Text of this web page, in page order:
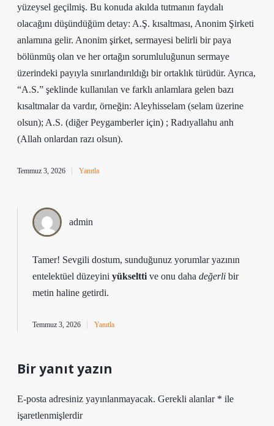
yüzeysel geçilmiş. Bu konuda akılda tutmanın faydalı
olacağını düşündüğüm detay: A.Ş. kısaltması, Anonim Şirketi
anlamına gelir. Anonim şirket, sermayesi belirli bir paya
bölünmüş olan ve her ortağın sorumluluğunun sermaye
üzerindeki payıyla sınırlandırıldığı bir ortaklık türüdür. Ayrıca,
“A.S.” şeklinde kullanılan ve farklı anlamlara gelen bazı
kısaltmalar da vardır, örneğin: Aleyhisselam (selam üzerine
olsun); A.S. (diğer Peygamberler için) ; Radıyallahu anh
(Allah onlardan razı olsun).
Temmuz 3, 2026 Yanıtla
admin
Tamer! Sevgili dostum, sunduğunuz yorumlar yazının
entelektüel düzeyini yükseltti ve onu daha değerli bir
metin haline getirdi.
Temmuz 3, 2026 Yanıtla
Bir yanıt yazın
E-posta adresiniz yayınlanmayacak. Gerekli alanlar * ile
işaretlenmişlerdir